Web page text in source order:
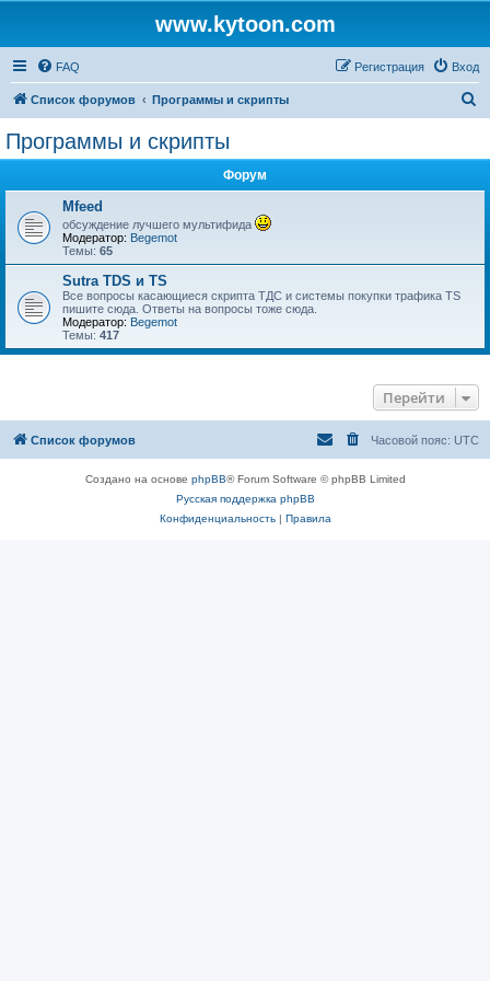
www.kytoon.com
FAQ Вход
Регистрация
Список форумов Программы и скрипты
Программы и скрипты
Форум
Mfeed
обсуждение лучшего мультифида
Модератор: Begemot
Темы: 65
Sutra TDS и TS
Все вопросы касающиеся скрипта ТДС и системы покупки трафика TS
пишите сюда. Ответы на вопросы тоже сюда.
Модератор: Begemot
Темы: 417
Перейти
Список форумов Часовой пояс: UTC
Создано на основе phpBB® Forum Software © phpBB Limited
Русская поддержка phpBB
Конфиденциальность| Правила